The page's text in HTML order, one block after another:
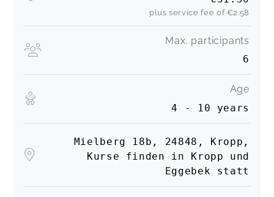
Hier werden die Kinder individuell betreut und
ihnen die Angst vor dem Wasser genommen! Ich
bin absolut begeistert und kann Kati und das
Sandra,Feb 07
Tolle, individuelle Betreuung
Feb 01
plus service fee of €2.58
Max. participants
6
Age
4 - 10 years
Mielberg 18b, 24848, Kropp,
Kurse finden in Kropp und
Eggebek statt